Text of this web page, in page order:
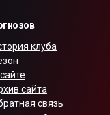
клуба
сайта
связь